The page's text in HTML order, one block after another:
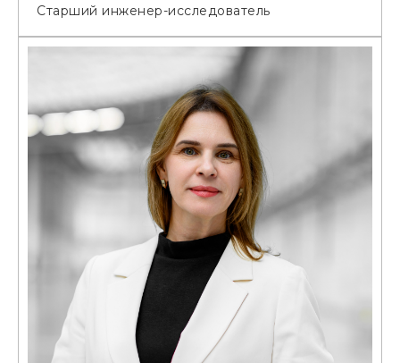
Старший инженер-исследователь